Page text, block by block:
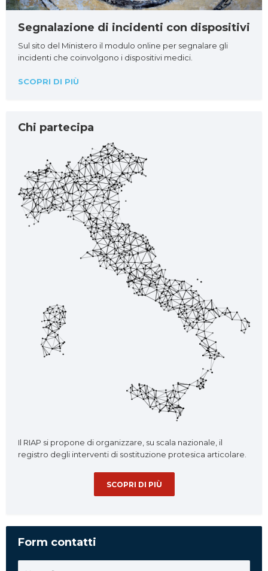
Segnalazione di incidenti con dispositivi
Sul sito del Ministero il modulo online per segnalare gli
incidenti che coinvolgono i dispositivi medici.
SCOPRI DI PIÙ
Chi partecipa
Il RIAP si propone di organizzare, su scala nazionale, il
registro degli interventi di sostituzione protesica articolare.
SCOPRI DI PIÙ
Form contatti